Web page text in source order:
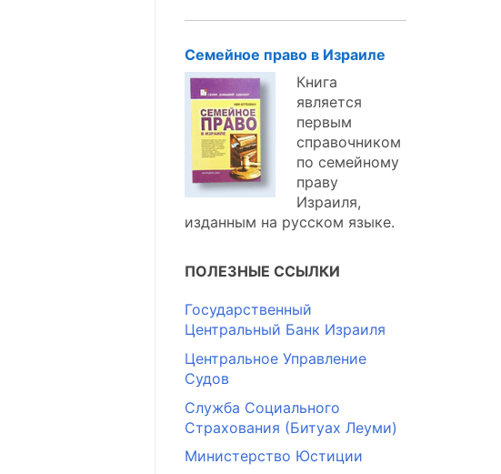
Семейное право в Израиле
Книга
является
первым
справочником
по семейному
праву
Израиля,
изданным на русском языке.
ПОЛЕЗНЫЕ ССЫЛКИ
Государственный
Центральный Банк Израиля
Центральное Управление
Судов
Служба Социального
Страхования (Битуах Леуми)
Министерство Юстиции